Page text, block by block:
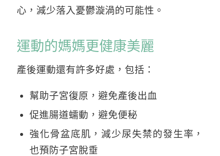
心，減少落入憂鬱漩渦的可能性。
運動的媽媽更健康美麗
產後運動還有許多好處，包括：
幫助子宮復原，避免產後出血
促進腸道蠕動，避免便秘
強化骨盆底肌，減少尿失禁的發生率，
也預防子宮脫垂